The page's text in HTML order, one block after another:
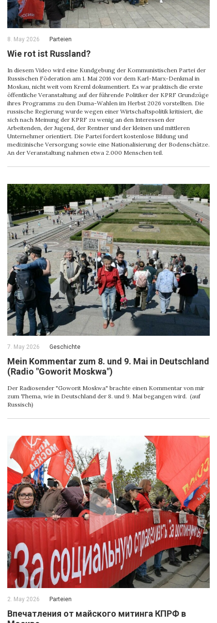
8. May 2026 Parteien
Wie rot ist Russland?
In diesem Video wird eine Kundgebung der Kommunistischen Partei der
Russischen Föderation am 1. Mai 2016 vor dem Karl-Marx-Denkmal in
Moskau, nicht weit vom Kreml dokumentiert. Es war praktisch die erste
öffentliche Veranstaltung auf der führende Politiker der KPRF Grundzüge
ihres Programms zu den Duma-Wahlen im Herbst 2026 vorstellten. Die
russische Regierung wurde wegen einer Wirtschaftspolitik kritisiert, die
sich nach Meinung der KPRF zu wenig an den Interessen der
Arbeitenden, der Jugend, der Rentner und der kleinen und mittleren
Unternehmer orientiert. Die Partei fordert kostenlose Bildung und
medizinische Versorgung sowie eine Nationalisierung der Bodenschätze.
An der Veranstaltung nahmen etwa 2.000 Menschen teil.
7. May 2026 Geschichte
Mein Kommentar zum 8. und 9. Mai in Deutschland
(Radio "Goworit Moskwa")
Der Radiosender "Goworit Moskwa" brachte einen Kommentar von mir
zum Thema, wie in Deutschland der 8. und 9. Mai begangen wird. (auf
Russisch)
2. May 2026 Parteien
Впечатления от майского митинга КПРФ в